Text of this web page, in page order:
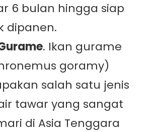
6 bulan hingga siap
dipanen.
. Ikan gurame
goramy)
salah satu jenis
tawar yang sangat
di Asia Tenggara